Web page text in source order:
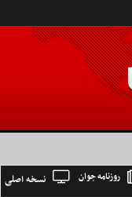
نسخه اصلی روزنامه جوان